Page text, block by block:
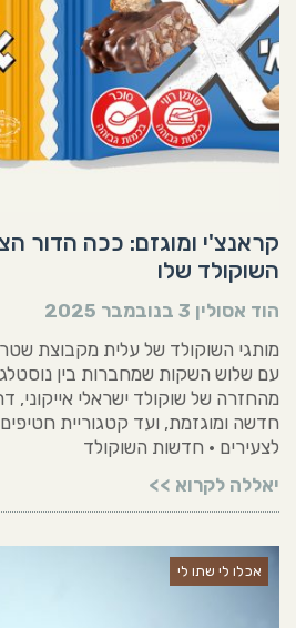
קראנצ'י ומוגזם: ככה הדור
השוקולד שלו
הוד אסולין 3 בנובמבר 2025
מותגי השוקולד של עלית מקבוצת
עם שלוש השקות שמחברות בין
מהחזרה של שוקולד ישראלי אייקוני,
חדשה ומוגזמת, ועד קטגוריית
לצעירים • חדשות השוקולד
יאללה לקרוא >>
אכלו לי שתו לי